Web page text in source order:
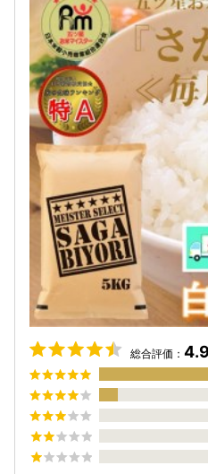
総合評価： 4.9